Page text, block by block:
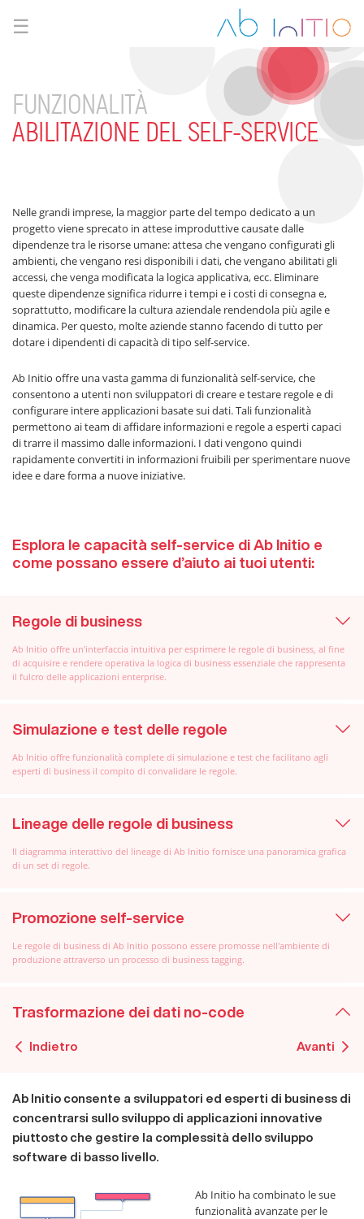
☰
FUNZIONALITÀ
ABILITAZIONE DEL SELF-SERVICE
Nelle grandi imprese, la maggior parte del tempo dedicato a un
progetto viene sprecato in attese improduttive causate dalle
dipendenze tra le risorse umane: attesa che vengano configurati gli
ambienti, che vengano resi disponibili i dati, che vengano abilitati gli
accessi, che venga modificata la logica applicativa, ecc. Eliminare
queste dipendenze significa ridurre i tempi e i costi di consegna e,
soprattutto, modificare la cultura aziendale rendendola più agile e
dinamica. Per questo, molte aziende stanno facendo di tutto per
dotare i dipendenti di capacità di tipo self-service.
Ab Initio offre una vasta gamma di funzionalità self-service, che
consentono a utenti non sviluppatori di creare e testare regole e di
configurare intere applicazioni basate sui dati. Tali funzionalità
permettono ai team di affidare informazioni e regole a esperti capaci
di trarre il massimo dalle informazioni. I dati vengono quindi
rapidamente convertiti in informazioni fruibili per sperimentare nuove
idee e dare forma a nuove iniziative.
Esplora le capacità self-service di Ab Initio e
come possano essere d’aiuto ai tuoi utenti:
Regole di business
Ab Initio offre un'interfaccia intuitiva per esprimere le regole di business, al fine
di acquisire e rendere operativa la logica di business essenziale che rappresenta
il fulcro delle applicazioni enterprise.
Simulazione e test delle regole
Ab Initio offre funzionalità complete di simulazione e test che facilitano agli
esperti di business il compito di convalidare le regole.
Lineage delle regole di business
Il diagramma interattivo del lineage di Ab Initio fornisce una panoramica grafica
di un set di regole.
Promozione self-service
Le regole di business di Ab Initio possono essere promosse nell'ambiente di
produzione attraverso un processo di business tagging.
Trasformazione dei dati no-code
Indietro Avanti
Ab Initio consente a sviluppatori ed esperti di business di
concentrarsi sullo sviluppo di applicazioni innovative
piuttosto che gestire la complessità dello sviluppo
software di basso livello.
Ab Initio ha combinato le sue
funzionalità avanzate per le